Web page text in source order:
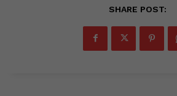
SHARE POST: